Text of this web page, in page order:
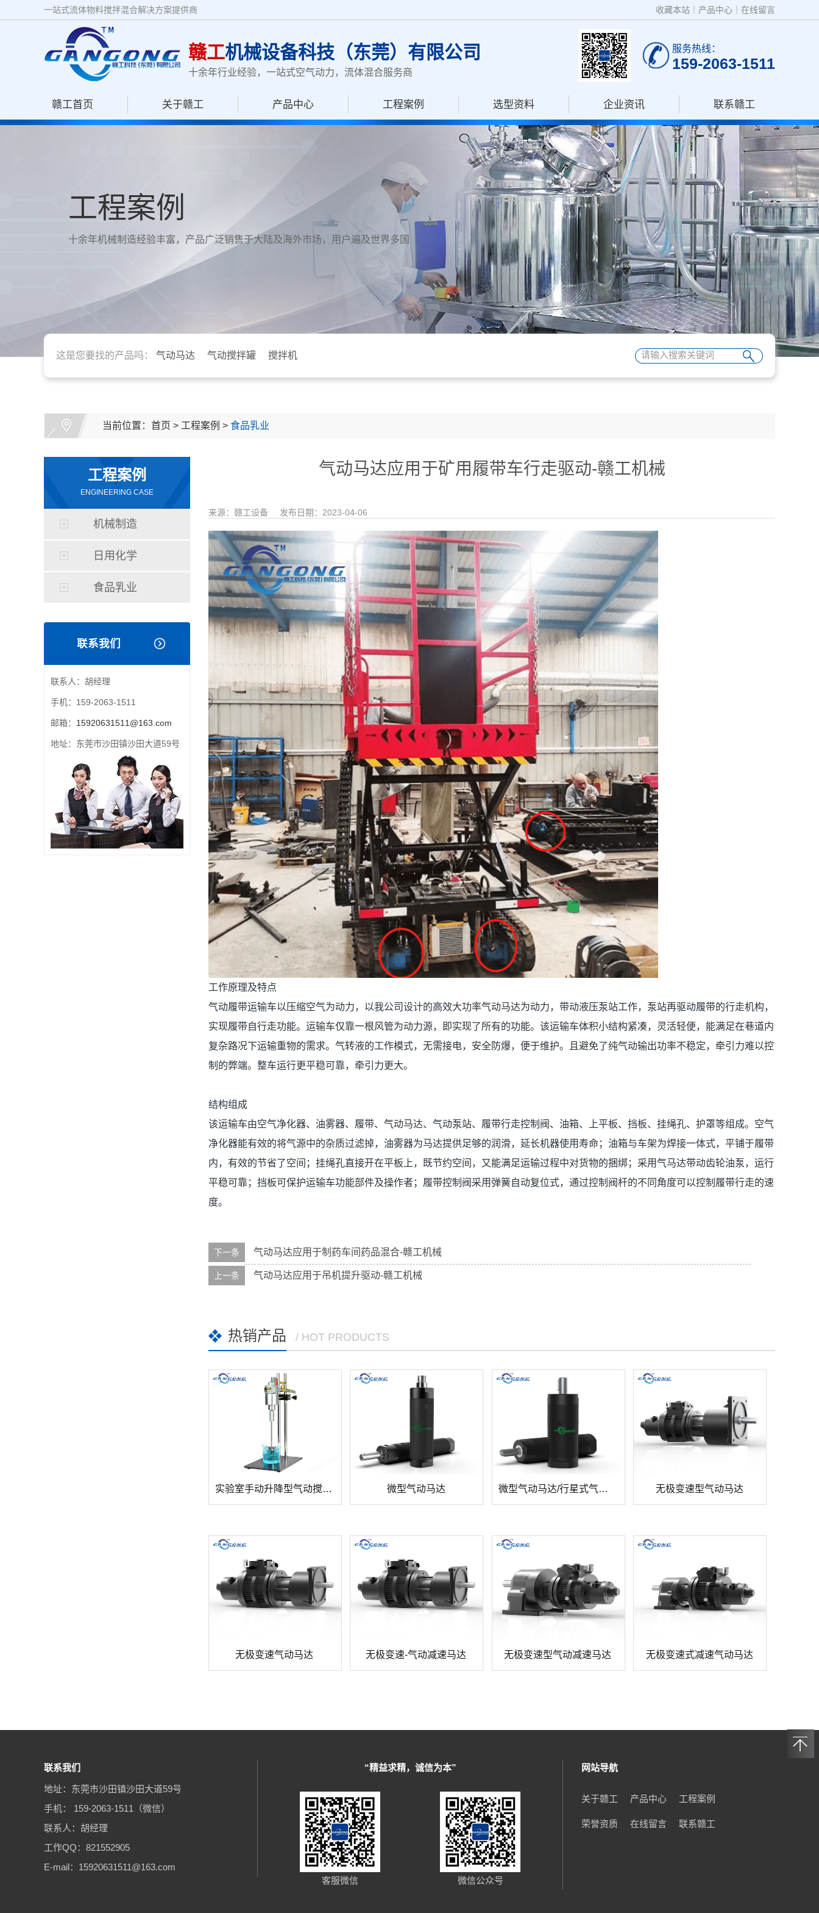
一站式流体物料搅拌混合解决方案提供商 收藏本站 产品中心 在线留言
赣工机械设备科技（东莞）有限公司
十余年行业经验，一站式空气动力，流体混合服务商
服务热线：
159-2063-1511
赣工首页 关于赣工 产品中心 工程案例 选型资料 企业资讯 联系赣工
工程案例
十余年机械制造经验丰富，产品广泛销售于大陆及海外市场，用户遍及世界多国
这是您要找的产品吗： 气动马达 气动搅拌罐 搅拌机
当前位置： 首页 > 工程案例 > 食品乳业
气动马达应用于矿用履带车行走驱动-赣工机械
来源：赣工设备 发布日期：2023-04-06
工作原理及特点
气动履带运输车以压缩空气为动力，以我公司设计的高效大功率气动马达为动力，带动液压泵站工作，泵站再驱动履带的行走机构，
实现履带自行走功能。运输车仅靠一根风管为动力源，即实现了所有的功能。该运输车体积小结构紧凑，灵活轻便，能满足在巷道内
复杂路况下运输重物的需求。气转液的工作模式，无需接电，安全防爆，便于维护。且避免了纯气动输出功率不稳定，牵引力难以控
制的弊端。整车运行更平稳可靠，牵引力更大。
结构组成
该运输车由空气净化器、油雾器、履带、 气动马达、气动泵站、履带行走控制阀、油箱、上平板、挡板、挂绳孔、护罩等组成。空气
净化器能有效的将气源中的杂质过滤掉，油雾器为马达提供足够的润滑，延长机器使用寿命；油箱与车架为焊接一体式，平铺于履带
内，有效的节省了空间；挂绳孔直接开在平板上，既节约空间，又能满足运输过程中对货物的捆绑；采用气马达带动齿轮油泵，运行
平稳可靠；挡板可保护运输车功能部件及操作者；履带控制阀采用弹簧自动复位式，通过控制阀杆的不同角度可以控制履带行走的速
度。
下一条 气动马达应用于制药车间药品混合-赣工机械
上一条 气动马达应用于吊机提升驱动-赣工机械
热销产品 / HOT PRODUCTS
实验室手动升降型气动搅拌器 微型气动马达 微型气动马达/行星式气动马达 无极变速型气动马达
无极变速气动马达 无极变速-气动减速马达 无极变速型气动减速马达 无极变速式减速气动马达
工程案例
ENGINEERING CASE
机械制造
日用化学
食品乳业
联系我们
联系人：胡经理
手机：159-2063-1511
邮箱： 15920631511@163.com
地址：东莞市沙田镇沙田大道59号
联系我们
地址：东莞市沙田镇沙田大道59号
手机： 159-2063-1511（微信）
联系人：胡经理
工作QQ：821552905
E-mail： 15920631511@163.com
“精益求精，诚信为本”
客服微信 微信公众号
网站导航
关于赣工 产品中心 工程案例
荣誉资质 在线留言 联系赣工